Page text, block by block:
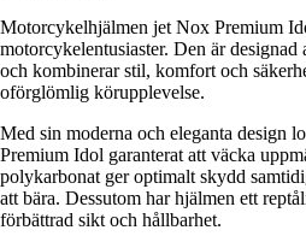
Motorcykelhjälmen jet Nox Premium
motorcykelentusiaster. Den är
och kombinerar stil, komfort och
oförglömlig körupplevelse.
Med sin moderna och eleganta design
Premium Idol garanterat att väcka
polykarbonat ger optimalt skydd
att bära. Dessutom har hjälmen ett
förbättrad sikt och hållbarhet.